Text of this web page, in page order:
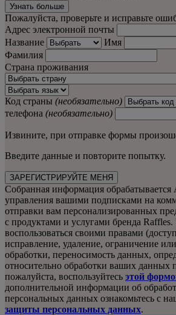
Узнать больше
Пожалуйста, проверьте и исправьте
Адрес электронной почты
Название
Имя
Фамилия
Страна проживания
Код страны (необязательно)
телефона (необязательно)
Извините, при отправке формы
Введите данные и повторите попытку.
ЗАРЕГИСТРИРУЙТЕ МЕНЯ
Собранная информация обрабатывается
управления вашими подписками на
отправки вам персонализированных
с продуктами и услугами бренда
воспользоваться своими правами
исправление, удаление, ограничение
обработки, переносимость данных,
относительно обработки ваших данных
пожалуйста, воспользуйтесь этой
дополнительной информации об
персональных данных ознакомьтесь с
защиты персональных данных.